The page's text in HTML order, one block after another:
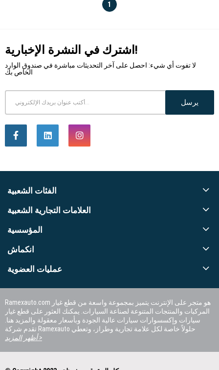
1
اشترك في النشرة الإخبارية!
لا تفوت أي شيء: احصل على آخر التحديثات مباشرة في صندوق الوارد
الخاص بك
يرسل
الفئات الشعبية
العلامات التجارية الشعبية
المؤسسية
انكماش
عمليات العضوية
Ramexauto.com هو متجر على الإنترنت يتميز بمجموعة واسعة من قطع غيار
المركبات والمنتجات المتنوعة لصناعة السيارات. يمكنك العثور على قطع غيار
سيارات وإكسسوارات سيارات عالية الجودة وبأسعار معقولة والمزيد هنا.
تقدم شركة Ramexauto حلولاً خاصة لكل علامة تجارية وطراز، وتعطي
أظهر المزيد >